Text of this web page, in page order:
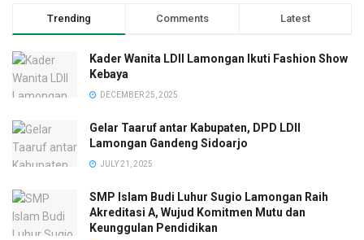
Trending Comments Latest
Kader Wanita LDII Lamongan Ikuti Fashion Show
Kebaya
DECEMBER 25, 2025
Gelar Taaruf antar Kabupaten, DPD LDII
Lamongan Gandeng Sidoarjo
JULY 21, 2025
SMP Islam Budi Luhur Sugio Lamongan Raih
Akreditasi A, Wujud Komitmen Mutu dan
Keunggulan Pendidikan